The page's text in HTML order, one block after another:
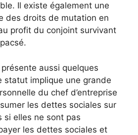
Il existe également une
des droits de mutation en
profit du conjoint survivant
aussi quelques
statut implique une grande
du chef d’entreprise
les dettes sociales sur
si elles ne sont pas
les dettes sociales et